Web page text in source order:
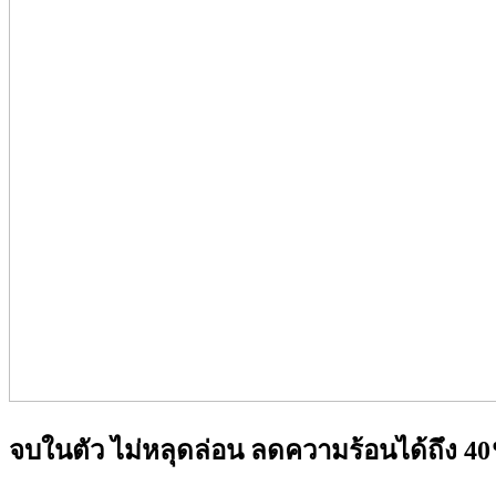
จบในตัว ไม่หลุดล่อน ลดความร้อนได้ถึง